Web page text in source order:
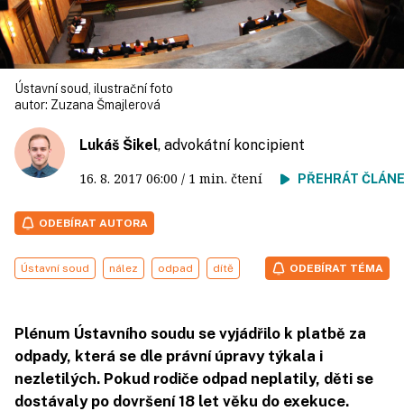
Ústavní soud, ilustrační foto
autor: Zuzana Šmajlerová
Lukáš Šikel, advokátní koncipient
16. 8. 2017 06:00 / 1 min. čtení PŘEHRÁT
ODEBÍRAT AUTORA
Ústavní soud nález odpad dítě ODEBÍRAT TÉMA
Plénum Ústavního soudu se vyjádřilo k platbě za
odpady, která se dle právní úpravy týkala i
nezletilých. Pokud rodiče odpad neplatily, děti se
dostávaly po dovršení 18 let věku do exekuce.